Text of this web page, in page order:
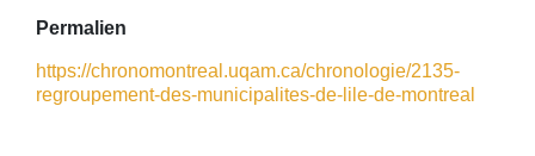
Permalien
https://chronomontreal.uqam.ca/chronologie/2135-
regroupement-des-municipalites-de-lile-de-montreal